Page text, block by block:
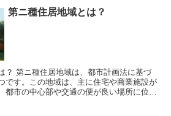
素の選定や配置には、デザインの知識やセ
切にコーディネートすることで、空間や建
すことができます。
、利息負担が大きくなることが多いです
とで、元本が減少し、利息負担も減るた
、繰り上げ返済を行う
安定を図ることができます。住宅ローンの
将来的には返済が終了し、返済にかかる負
より、将来的な収入の使い道を考えること
きます。 ただし、繰り上げ返
ります。まず、返済手数料がかかる場合が
必要があります。また、繰り上げ返済を行
第ニ種住居地域とは？
法に基づ
です。この地域は、主に住宅や商業施設が
都市の中心部や交通の便が良い場所に位置